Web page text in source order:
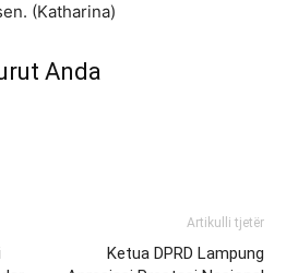
(Katharina)
Anda
Artikulli tjetër
Ketua DPRD Lampung